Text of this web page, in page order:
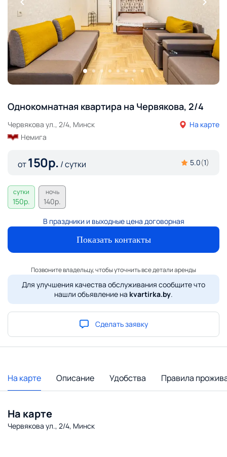
Однокомнатная квартира на Червякова, 2/4
Червякова ул., 2/4, Минск
На карте
Немига
от150р. / сутки 5.0(1)
сутки
150р.
ночь
140р.
В праздники и выходные цена договорная
Показать контакты
Позвоните владельцу, чтобы уточнить все детали аренды
Для улучшения качества обслуживания сообщите что
нашли объявление на kvartirka.by.
Сделать заявку
На карте Описание Удобства Правила
На карте
Червякова ул., 2/4, Минск